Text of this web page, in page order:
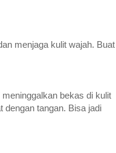
menjaga kulit wajah. Buat
bekas di kulit
dengan tangan. Bisa jadi